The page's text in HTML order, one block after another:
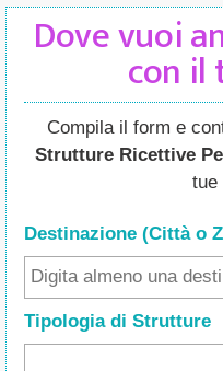
Dove vuoi
con il
Compila il form e
Strutture Ricettive
tue
Destinazione (Città o
Tipologia di Strutture